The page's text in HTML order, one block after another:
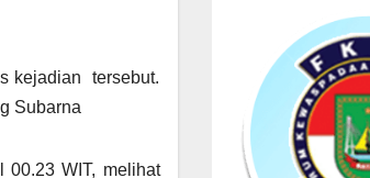
kejadian tersebut.
Subarna
00.23 WIT, melihat